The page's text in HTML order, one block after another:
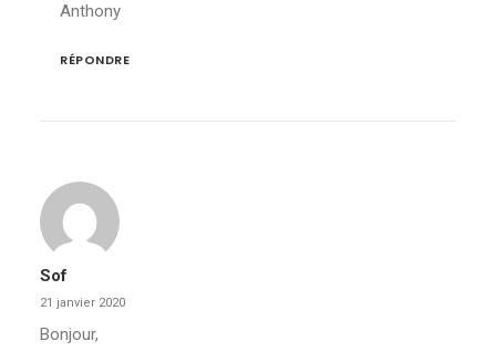
Anthony
RÉPONDRE
Sof
21 janvier 2020
Bonjour,